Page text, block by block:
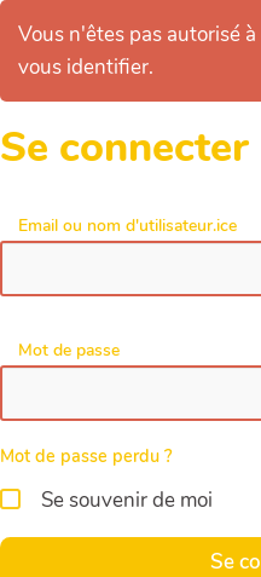
Vous n'êtes pas autorisé
vous identifier.
Se connecter
Email ou nom d'utilisateur.ice
Mot de passe
Mot de passe perdu ?
Se souvenir de moi
Se